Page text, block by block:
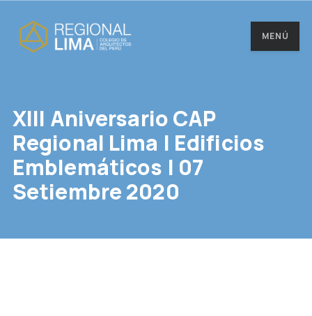
MENÚ
XIII Aniversario CAP
Regional Lima | Edificios
Emblemáticos | 07
Setiembre 2020